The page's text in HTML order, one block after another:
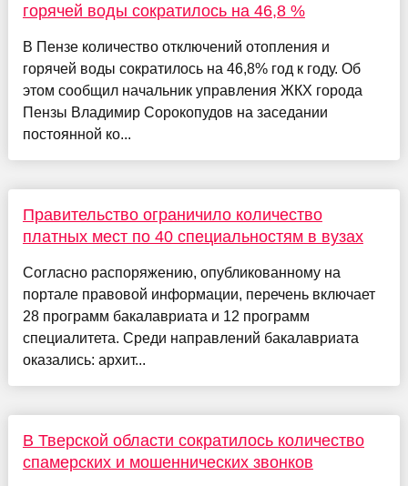
горячей воды сократилось на 46,8 %
В Пензе количество отключений отопления и
горячей воды сократилось на 46,8% год к году. Об
этом сообщил начальник управления ЖКХ города
Пензы Владимир Сорокопудов на заседании
постоянной ко...
Правительство ограничило количество
платных мест по 40 специальностям в вузах
Согласно распоряжению, опубликованному на
портале правовой информации, перечень включает
28 программ бакалавриата и 12 программ
специалитета. Среди направлений бакалавриата
оказались: архит...
В Тверской области сократилось количество
спамерских и мошеннических звонков